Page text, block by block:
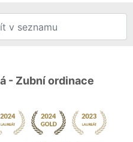
- Zubní ordinace